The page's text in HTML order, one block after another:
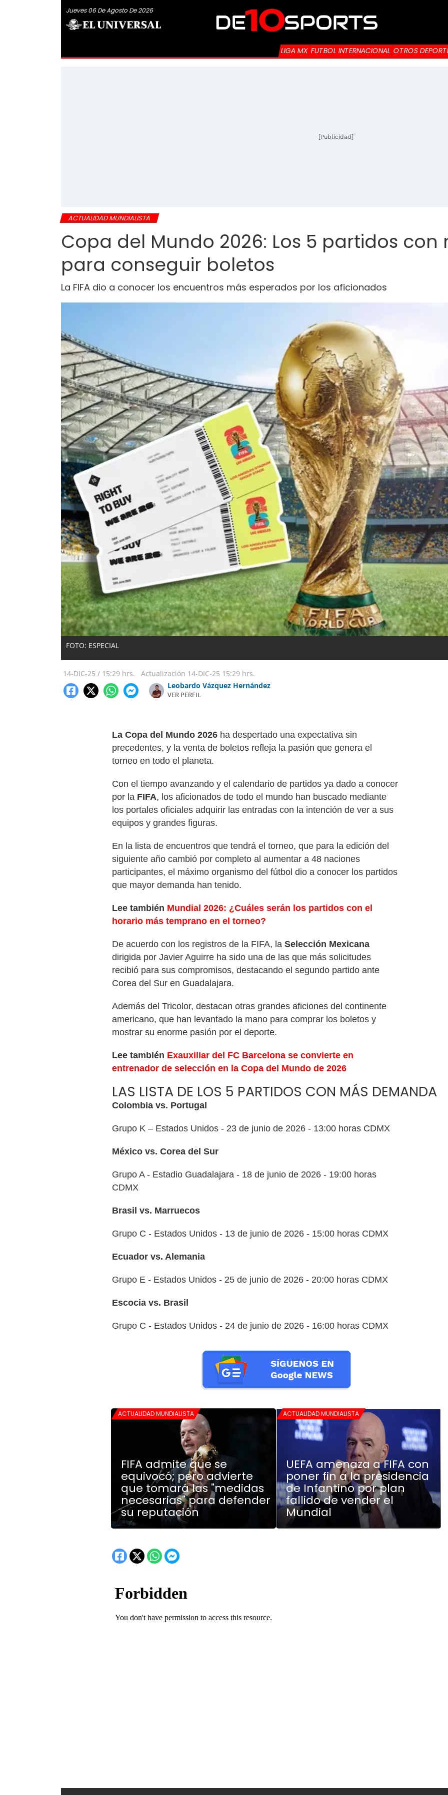
Jueves 06 De Agosto De 2026
LIGA MX FUTBOL INTERNACIONAL OTROS
[Publicidad]
ACTUALIDAD MUNDIALISTA
Copa del Mundo 2026: Los 5 partidos
para conseguir boletos
La FIFA dio a conocer los encuentros más esperados por los aficionados
FOTO: ESPECIAL
14-DIC-25 / 15:29 hrs. Actualización 14-DIC-25 15:29 hrs.
Leobardo Vázquez Hernández
VER PERFIL
La Copa del Mundo 2026 ha despertado una expectativa sin
precedentes, y la venta de boletos refleja la pasión que genera el
torneo en todo el planeta.
Con el tiempo avanzando y el calendario de partidos ya dado a conocer
por la FIFA, los aficionados de todo el mundo han buscado mediante
los portales oficiales adquirir las entradas con la intención de ver a sus
equipos y grandes figuras.
En la lista de encuentros que tendrá el torneo, que para la edición del
siguiente año cambió por completo al aumentar a 48 naciones
participantes, el máximo organismo del fútbol dio a conocer los partidos
que mayor demanda han tenido.
Lee también Mundial 2026: ¿Cuáles serán los partidos con el
horario más temprano en el torneo?
De acuerdo con los registros de la FIFA, la Selección Mexicana
dirigida por Javier Aguirre ha sido una de las que más solicitudes
recibió para sus compromisos, destacando el segundo partido ante
Corea del Sur en Guadalajara.
Además del Tricolor, destacan otras grandes aficiones del continente
americano, que han levantado la mano para comprar los boletos y
mostrar su enorme pasión por el deporte.
Lee también Exauxiliar del FC Barcelona se convierte en
entrenador de selección en la Copa del Mundo de 2026
LAS LISTA DE LOS 5 PARTIDOS CON MÁS DEMANDA
Colombia vs. Portugal
Grupo K – Estados Unidos - 23 de junio de 2026 - 13:00 horas CDMX
México vs. Corea del Sur
Grupo A - Estadio Guadalajara - 18 de junio de 2026 - 19:00 horas
CDMX
Brasil vs. Marruecos
Grupo C - Estados Unidos - 13 de junio de 2026 - 15:00 horas CDMX
Ecuador vs. Alemania
Grupo E - Estados Unidos - 25 de junio de 2026 - 20:00 horas CDMX
Escocia vs. Brasil
Grupo C - Estados Unidos - 24 de junio de 2026 - 16:00 horas CDMX
ACTUALIDAD MUNDIALISTA
FIFA admite que se
equivocó; pero advierte
que tomará las "medidas
necesarias" para defender
su reputación
ACTUALIDAD MUNDIALISTA
UEFA amenaza a FIFA con
poner fin a la presidencia
de Infantino por plan
fallido de vender el
Mundial